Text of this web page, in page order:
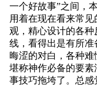
一个好故事”之间，
用着在现在看来常
观，精心设计的各
线，看得出是有所准
晦涩的对白，各种
堪称神作必备的要
事技巧拖垮了。总